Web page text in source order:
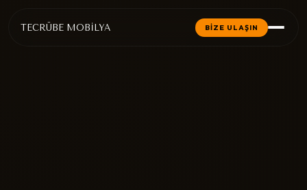
TECRÜBE MOBİLYA BİZE ULAŞIN